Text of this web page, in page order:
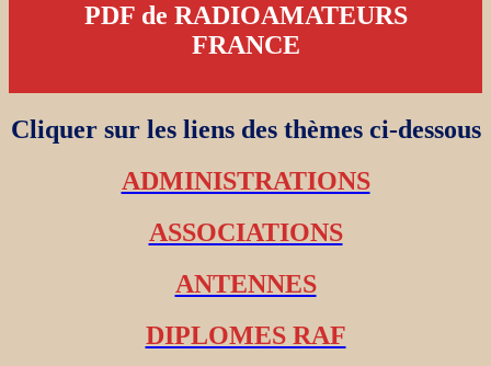
PDF de RADIOAMATEURS
FRANCE
Cliquer sur les liens des thèmes ci-dessous
ADMINISTRATIONS
ASSOCIATIONS
ANTENNES
DIPLOMES RAF